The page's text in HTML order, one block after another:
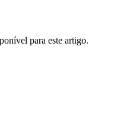
para este artigo.